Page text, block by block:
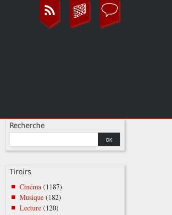
Recherche
Tiroirs
Cinéma (1187)
Musique (182)
Lecture (120)